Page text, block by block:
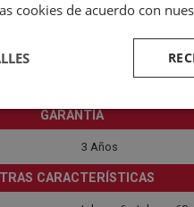
GARANTÍA
3 Años
CARACTERÍSTICAS
cookies de acuerdo con